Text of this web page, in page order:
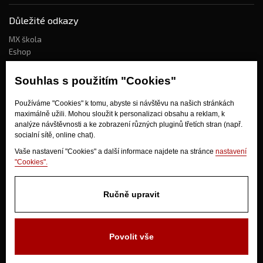
Souhlas s použitím "Cookies"
Používáme "Cookies" k tomu, abyste si návštěvu na našich stránkách
maximálně užili. Mohou sloužit k personalizaci obsahu a reklam, k
analýze návštěvnosti a ke zobrazení různých pluginů třetích stran (např.
socialní sítě, online chat).
Vaše nastavení "Cookies" a další informace najdete na stránce nastavení
"Cookies".
Ručně upravit
Povolit vše
Důležité odkazy
MX škola
Eshop
Kdo jsme?
Jak nakupovat?
Obchodní podmínky
Doprava
Odstoupení od kupní smlouvy
280 02 Kolín